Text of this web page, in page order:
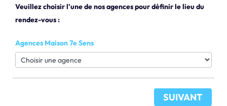
Veuillez choisir l'une de nos agences pour définir le lieu du
rendez-vous :
Agences Maison 7e Sens
SUIVANT